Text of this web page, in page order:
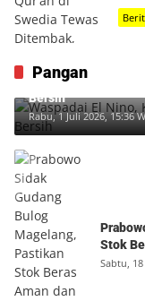
Pangan
Waspadai El Nino,
Bersih
Rabu, 1 Juli 2026, 15:36
Stok
Sabtu,